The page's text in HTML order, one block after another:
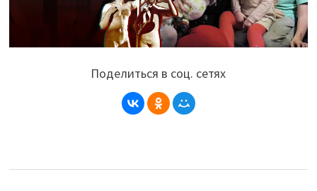
Поделиться в соц. сетях